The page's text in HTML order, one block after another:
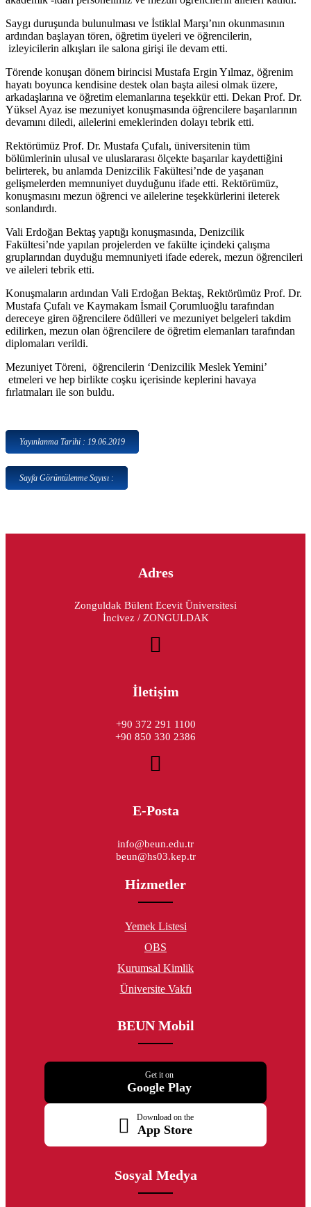
Saygı duruşunda bulunulması ve İstiklal Marşı’nın okunmasının
ardından başlayan tören, öğretim üyeleri ve öğrencilerin,
izleyicilerin alkışları ile salona girişi ile devam etti.
Törende konuşan dönem birincisi Mustafa Ergin Yılmaz, öğrenim
hayatı boyunca kendisine destek olan başta ailesi olmak üzere,
arkadaşlarına ve öğretim elemanlarına teşekkür etti. Dekan Prof. Dr.
Yüksel Ayaz ise mezuniyet konuşmasında öğrencilere başarılarının
devamını diledi, ailelerini emeklerinden dolayı tebrik etti.
Rektörümüz Prof. Dr. Mustafa Çufalı, üniversitenin tüm
bölümlerinin ulusal ve uluslararası ölçekte başarılar kaydettiğini
belirterek, bu anlamda Denizcilik Fakültesi’nde de yaşanan
gelişmelerden memnuniyet duyduğunu ifade etti. Rektörümüz,
konuşmasını mezun öğrenci ve ailelerine teşekkürlerini ileterek
sonlandırdı.
Vali Erdoğan Bektaş yaptığı konuşmasında, Denizcilik
Fakültesi’nde yapılan projelerden ve fakülte içindeki çalışma
gruplarından duyduğu memnuniyeti ifade ederek, mezun öğrencileri
ve aileleri tebrik etti.
Konuşmaların ardından Vali Erdoğan Bektaş, Rektörümüz Prof. Dr.
Mustafa Çufalı ve Kaymakam İsmail Çorumluoğlu tarafından
dereceye giren öğrencilere ödülleri ve mezuniyet belgeleri takdim
edilirken, mezun olan öğrencilere de öğretim elemanları tarafından
diplomaları verildi.
Mezuniyet Töreni, öğrencilerin ‘Denizcilik Meslek Yemini’
etmeleri ve hep birlikte coşku içerisinde keplerini havaya
fırlatmaları ile son buldu.
Yayınlanma Tarihi : 19.06.2019
Sayfa Görüntülenme Sayısı :
Adres
Zonguldak Bülent Ecevit Üniversitesi
İncivez / ZONGULDAK
İletişim
+90 372 291 1100
+90 850 330 2386
E-Posta
info@beun.edu.tr
beun@hs03.kep.tr
Hizmetler
Yemek Listesi
OBS
Kurumsal Kimlik
Üniversite Vakfı
BEUN Mobil
Get it on
Google Play
Download on the
App Store
Sosyal Medya